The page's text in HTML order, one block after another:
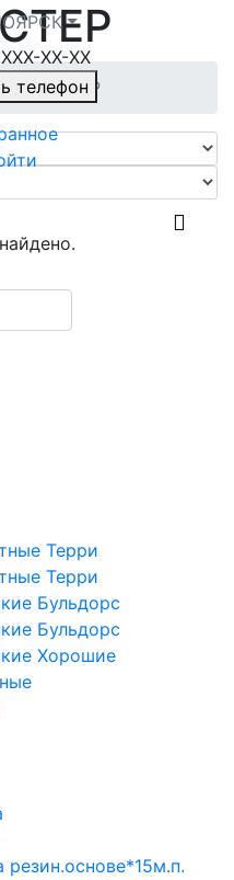
ХХ-XX
телефон
МАСТЕР
Терри
Терри
Бульдорс
Бульдорс
Хорошие